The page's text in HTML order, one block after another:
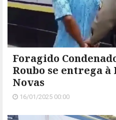
Foragido
Roubo se entrega
Novas
16/01/2025 00:00